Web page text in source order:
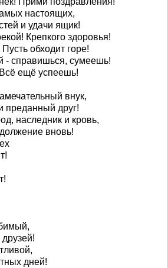
настоящих,
и удачи ящик!
Крепкого здоровья!
обходит горе!
- справишься, сумеешь!
ещё успеешь!
внук,
друг!
наследник и кровь,
вновь!
дней!